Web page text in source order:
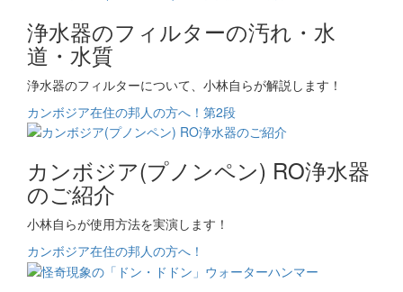
浄水器のフィルターの汚れ・水
道・水質
浄水器のフィルターについて、小林自らが解説します！
カンボジア在住の邦人の方へ！第2段
カンボジア(プノンペン) RO浄水器
のご紹介
小林自らが使用方法を実演します！
カンボジア在住の邦人の方へ！